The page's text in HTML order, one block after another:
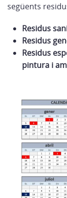
següents
Residus
Residus
Residus
pintura i